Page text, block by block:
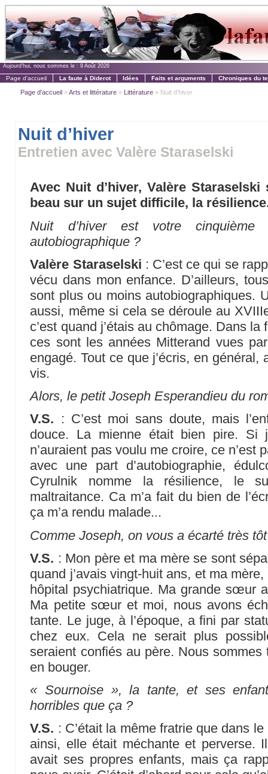
Aujourd'hui, nous sommes le : 9 Août 2026
Page d'accueil La faute à Diderot Idées Faits et arguments Chroniques du
Page d'accueil »Arts et littérature » Littérature » Nuit d’hiver
Nuit d’hiver
Entretien avec Valère Staraselski
Avec Nuit d’hiver, Valère
beau sur un sujet difficile, la
Nuit d’hiver est votre
autobiographique ?
Valère Staraselski : C’est ce qui se
vécu dans mon enfance. D’ailleurs,
sont plus ou moins autobiographiques.
aussi, même si cela se déroule au
c’est quand j’étais au chômage. Dans la
ces sont les années Mitterand vues
engagé. Tout ce que j’écris, en
vis.
Alors, le petit Joseph Esperandieu du
V.S. : C’est moi sans doute, mais
douce. La mienne était bien pire. Si
n’auraient pas voulu me croire, ce n’est
avec une part d’autobiographie,
Cyrulnik nomme la résilience, le
maltraitance. Ca m’a fait du bien de
ça m’a rendu malade...
Comme Joseph, on vous a écarté très
V.S. : Mon père et ma mère se sont
quand j’avais vingt-huit ans, et ma
hôpital psychiatrique. Ma grande sœur
Ma petite sœur et moi, nous avons
tante. Le juge, à l’époque, a fini par
chez eux. Cela ne serait plus
seraient confiés au père. Nous sommes
en bouger.
« Sournoise », la tante, et ses
horribles que ça ?
V.S. : C’était la même fratrie que dans
ainsi, elle était méchante et perverse.
avait ses propres enfants, mais ça